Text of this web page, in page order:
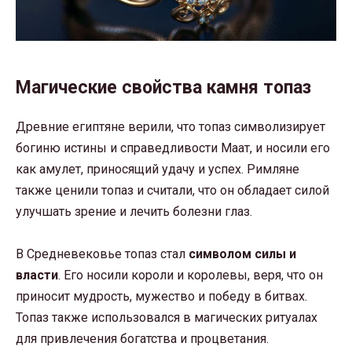
Магические свойства камня топаз
Древние египтяне верили, что топаз символизирует
богиню истины и справедливости Маат, и носили его
как амулет, приносящий удачу и успех. Римляне
также ценили топаз и считали, что он обладает силой
улучшать зрение и лечить болезни глаз.
В Средневековье топаз стал символом силы и
власти. Его носили короли и королевы, веря, что он
приносит мудрость, мужество и победу в битвах.
Топаз также использовался в магических ритуалах
для привлечения богатства и процветания.